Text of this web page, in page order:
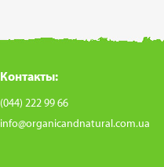
Контакты:
(044) 222 99 66
info@organicandnatural.com.ua